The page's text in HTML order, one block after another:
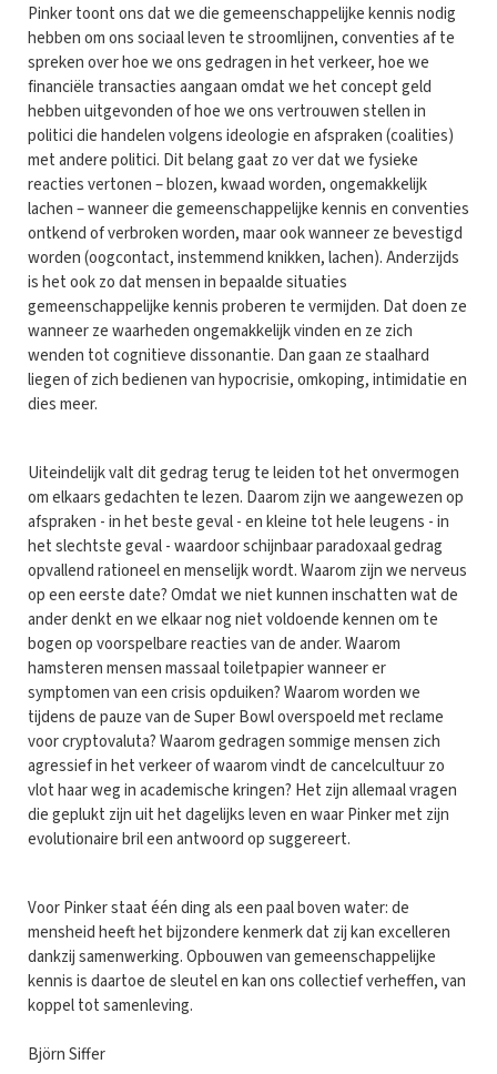
Pinker toont ons dat we die gemeenschappelijke kennis nodig
hebben om ons sociaal leven te stroomlijnen, conventies af te
spreken over hoe we ons gedragen in het verkeer, hoe we
financiële transacties aangaan omdat we het concept geld
hebben uitgevonden of hoe we ons vertrouwen stellen in
politici die handelen volgens ideologie en afspraken (coalities)
met andere politici. Dit belang gaat zo ver dat we fysieke
reacties vertonen – blozen, kwaad worden, ongemakkelijk
lachen – wanneer die gemeenschappelijke kennis en conventies
ontkend of verbroken worden, maar ook wanneer ze bevestigd
worden (oogcontact, instemmend knikken, lachen). Anderzijds
is het ook zo dat mensen in bepaalde situaties
gemeenschappelijke kennis proberen te vermijden. Dat doen ze
wanneer ze waarheden ongemakkelijk vinden en ze zich
wenden tot cognitieve dissonantie. Dan gaan ze staalhard
liegen of zich bedienen van hypocrisie, omkoping, intimidatie en
dies meer.
Uiteindelijk valt dit gedrag terug te leiden tot het onvermogen
om elkaars gedachten te lezen. Daarom zijn we aangewezen op
afspraken - in het beste geval - en kleine tot hele leugens - in
het slechtste geval - waardoor schijnbaar paradoxaal gedrag
opvallend rationeel en menselijk wordt. Waarom zijn we nerveus
op een eerste date? Omdat we niet kunnen inschatten wat de
ander denkt en we elkaar nog niet voldoende kennen om te
bogen op voorspelbare reacties van de ander. Waarom
hamsteren mensen massaal toiletpapier wanneer er
symptomen van een crisis opduiken? Waarom worden we
tijdens de pauze van de Super Bowl overspoeld met reclame
voor cryptovaluta? Waarom gedragen sommige mensen zich
agressief in het verkeer of waarom vindt de cancelcultuur zo
vlot haar weg in academische kringen? Het zijn allemaal vragen
die geplukt zijn uit het dagelijks leven en waar Pinker met zijn
evolutionaire bril een antwoord op suggereert.
Voor Pinker staat één ding als een paal boven water: de
mensheid heeft het bijzondere kenmerk dat zij kan excelleren
dankzij samenwerking. Opbouwen van gemeenschappelijke
kennis is daartoe de sleutel en kan ons collectief verheffen, van
koppel tot samenleving.
Björn Siffer